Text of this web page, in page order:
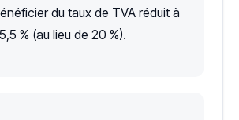
du taux de TVA réduit à
5,5 % (au lieu de 20 %).